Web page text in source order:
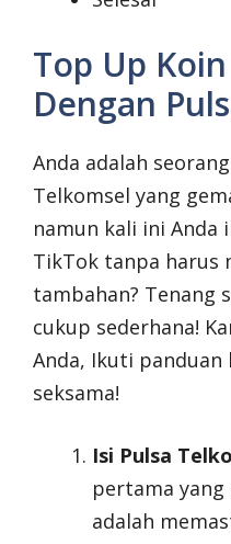
Top Up
Dengan
Anda adalah
Telkomsel yang
namun kali ini Anda
TikTok tanpa harus
tambahan? Tenang
cukup sederhana!
Anda, Ikuti
seksama!
Isi Pulsa
pertama yang
adalah